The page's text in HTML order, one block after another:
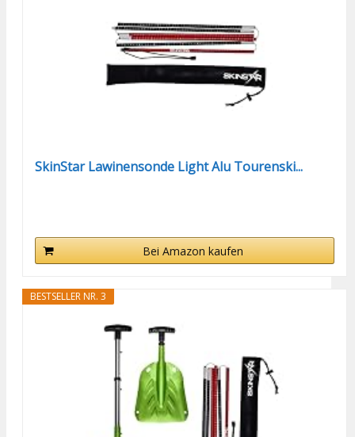
SkinStar Lawinensonde Light Alu Tourenski...
Bei Amazon kaufen
BESTSELLER NR. 3